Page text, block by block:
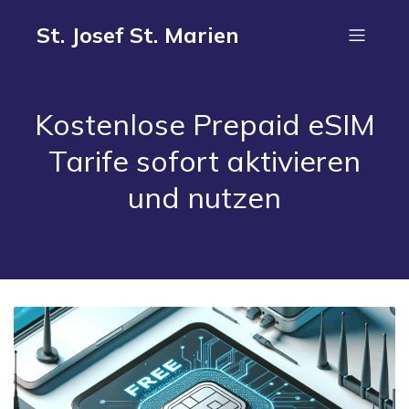
St. Josef St. Marien
Kostenlose Prepaid eSIM
Tarife sofort aktivieren
und nutzen